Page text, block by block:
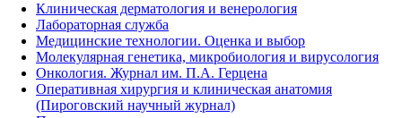
Клиническая дерматология и венерология
Лабораторная служба
Медицинские технологии. Оценка и выбор
Молекулярная генетика, микробиология и вирусология
Онкология. Журнал им. П.А. Герцена
Оперативная хирургия и клиническая анатомия
(Пироговский научный журнал)